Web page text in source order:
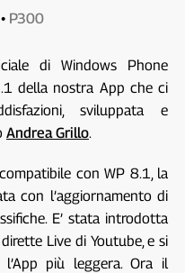
P300
di Windows Phone
della nostra App che ci
sviluppata e
Andrea Grillo.
con WP 8.1, la
con l’aggiornamento di
E’ stata introdotta
Live di Youtube, e si
più leggera. Ora il